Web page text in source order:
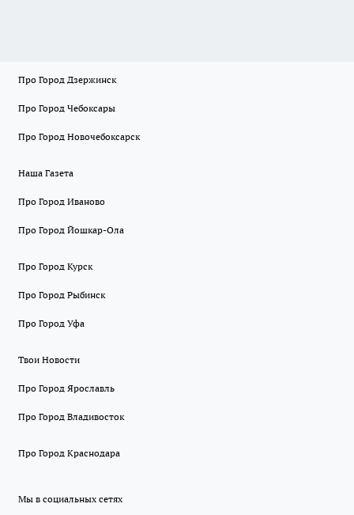
Про Город Дзержинск
Про Город Чебоксары
Про Город Новочебоксарск
Наша Газета
Про Город Иваново
Про Город Йошкар-Ола
Про Город Курск
Про Город Рыбинск
Про Город Уфа
Твои Новости
Про Город Ярославль
Про Город Владивосток
Про Город Краснодара
Мы в социальных сетях